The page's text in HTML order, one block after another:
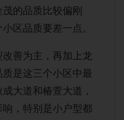
的品质比较偏刚
区品质要差一点。
善为主，再加上龙
是这三个小区中最
大道和椿萱大道，
，特别是小户型都